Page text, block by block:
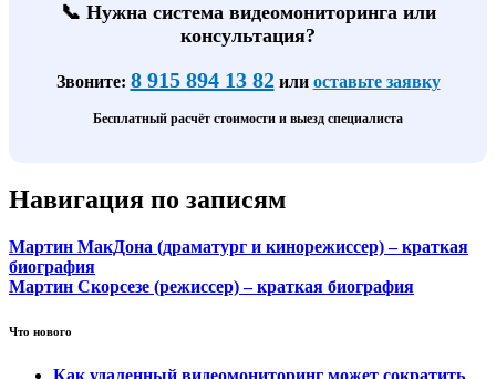
📞 Нужна система видеомониторинга или
консультация?
Звоните: 8 915 894 13 82или оставьте заявку
Бесплатный расчёт стоимости и выезд специалиста
Навигация по записям
Мартин МакДона (драматург и кинорежиссер) – краткая
биография
Мартин Скорсезе (режиссер) – краткая биография
Что нового